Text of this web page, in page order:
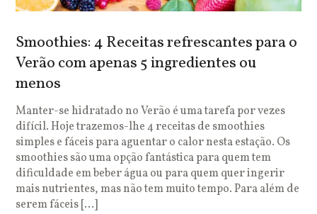
Smoothies: 4 Receitas refrescantes para o
Verão com apenas 5 ingredientes ou
menos
Manter-se hidratado no Verão é uma tarefa por vezes
difícil. Hoje trazemos-lhe 4 receitas de smoothies
simples e fáceis para aguentar o calor nesta estação. Os
smoothies são uma opção fantástica para quem tem
dificuldade em beber água ou para quem quer ingerir
mais nutrientes, mas não tem muito tempo. Para além de
serem fáceis […]